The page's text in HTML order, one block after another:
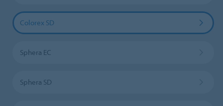
Colorex SD
Sphera EC
Sphera SD